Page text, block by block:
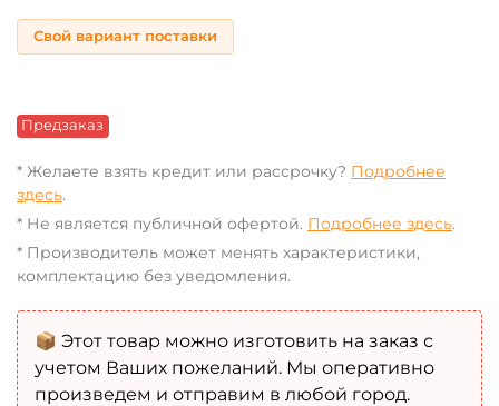
Предзаказ
Свой вариант поставки
* Желаете взять кредит или рассрочку? Подробнее
здесь.
* Не является публичной офертой. Подробнее здесь.
* Производитель может менять характеристики,
комплектацию без уведомления.
📦 Этот товар можно изготовить на заказ с
учетом Ваших пожеланий. Мы оперативно
произведем и отправим в любой город.